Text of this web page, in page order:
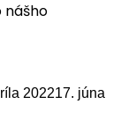
nášho
202217. júna